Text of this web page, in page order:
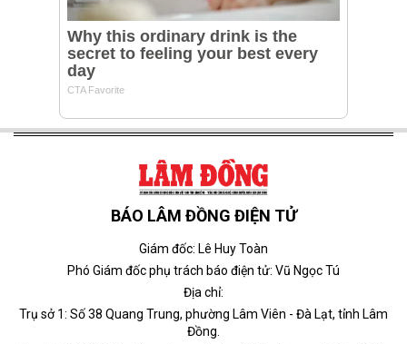
BÁO LÂM ĐỒNG ĐIỆN TỬ
Giám đốc: Lê Huy Toàn
Phó Giám đốc phụ trách báo điện tử: Vũ Ngọc Tú
Địa chỉ:
Trụ sở 1: Số 38 Quang Trung, phường Lâm Viên - Đà Lạt, tỉnh Lâm
Đồng.